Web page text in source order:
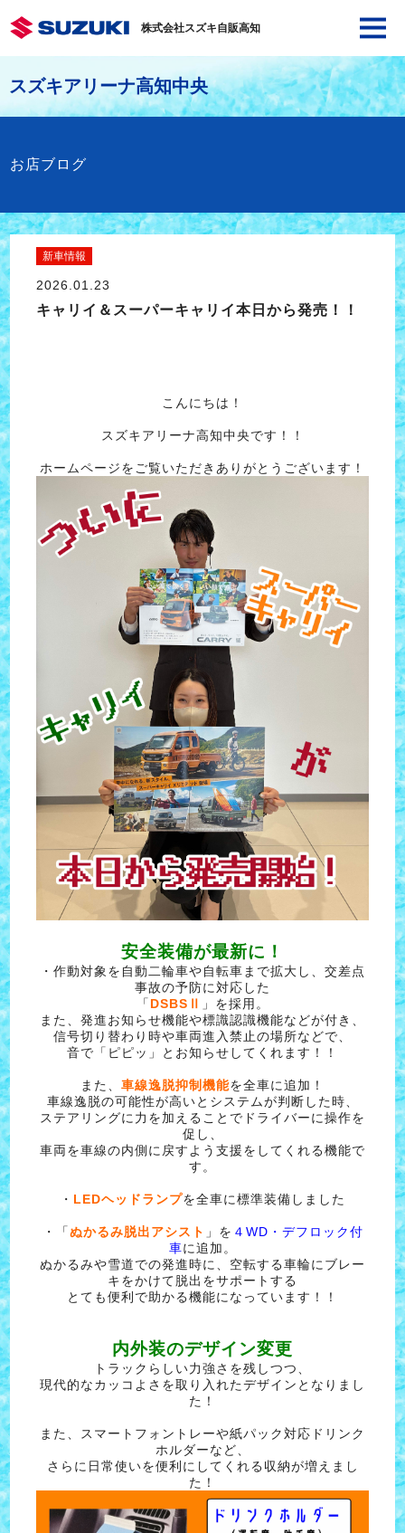
株式会社スズキ自販高知
スズキアリーナ高知中央
お店ブログ
新車情報
2026.01.23
キャリイ＆スーパーキャリイ本日から発売！！
こんにちは！
スズキアリーナ高知中央です！！
ホームページをご覧いただきありがとうございます！
安全装備が最新に！
・作動対象を自動二輪車や自転車まで拡大し、交差点
事故の予防に対応した
「 DSBSⅡ
」を採用。
また、発進お知らせ機能や標識認識機能などが付き、
信号切り替わり時や車両進入禁止の場所などで、
音で「ピピッ」とお知らせしてくれます！！
また、 車線逸脱抑制機能を全車に追加！
車線逸脱の可能性が高いとシステムが判断した時、
ステアリングに力を加えることでドライバーに操作を
促し、
車両を車線の内側に戻すよう支援をしてくれる機能で
す。
・ LEDヘッドランプを全車に標準装備しました
・「ぬかるみ脱出アシスト 」を ４WD・デフロック付
車に追加。
ぬかるみや雪道での発進時に、空転する車輪にブレー
キをかけて脱出をサポートする
とても便利で助かる機能になっています！！
内外装のデザイン変更
トラックらしい力強さを残しつつ、
現代的なカッコよさを取り入れたデザインとなりまし
た！
また、スマートフォントレーや紙パック対応ドリンク
ホルダーなど、
さらに日常使いを便利にしてくれる収納が増えまし
た！